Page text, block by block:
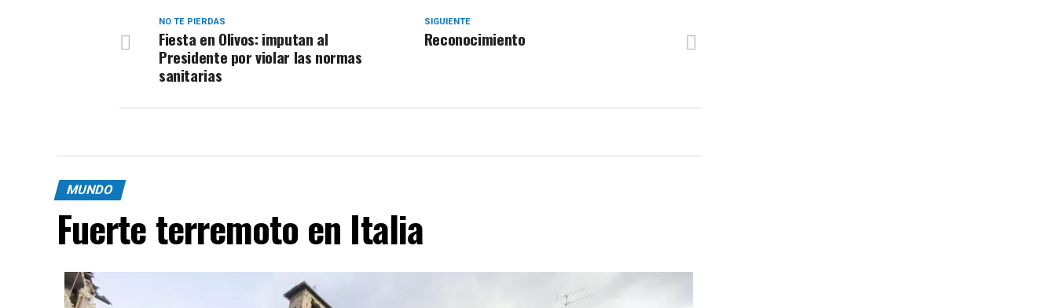
SIGUIENTE
Reconocimiento
NO TE PIERDAS
Fiesta en Olivos: imputan al
Presidente por violar las normas
sanitarias
MUNDO
Fuerte terremoto en Italia